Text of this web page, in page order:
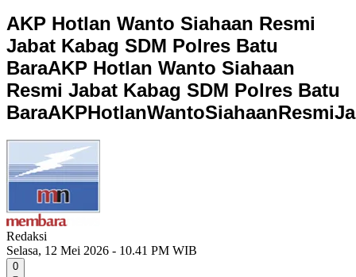
AKP Hotlan Wanto Siahaan Resmi
Jabat Kabag SDM Polres Batu
BaraAKP Hotlan Wanto Siahaan
Resmi Jabat Kabag SDM Polres Batu
BaraAKPHotlanWantoSiahaanResmiJa
Redaksi
Selasa, 12 Mei 2026 - 10.41 PM WIB
0